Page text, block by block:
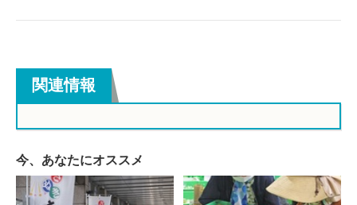
関連情報
今、あなたにオススメ